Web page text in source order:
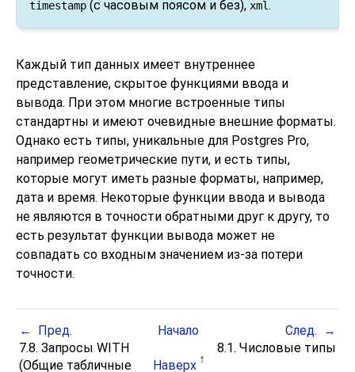
timestamp (с часовым поясом и без), xml.
Каждый тип данных имеет внутреннее
представление, скрытое функциями ввода и
вывода. При этом многие встроенные типы
стандартны и имеют очевидные внешние форматы.
Однако есть типы, уникальные для Postgres Pro,
например геометрические пути, и есть типы,
которые могут иметь разные форматы, например,
дата и время. Некоторые функции ввода и вывода
не являются в точности обратными друг к другу, то
есть результат функции вывода может не
совпадать со входным значением из-за потери
точности.
Пред. Начало
След.
7.8. Запросы WITH
(Общие табличные
Наверх
8.1. Числовые типы